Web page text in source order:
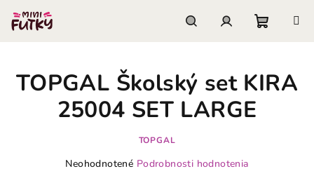
obsah
košík
TOPGAL Školský set KIRA
25004 SET LARGE
TOPGAL
Priemerné
Neohodnotené Podrobnosti hodnotenia